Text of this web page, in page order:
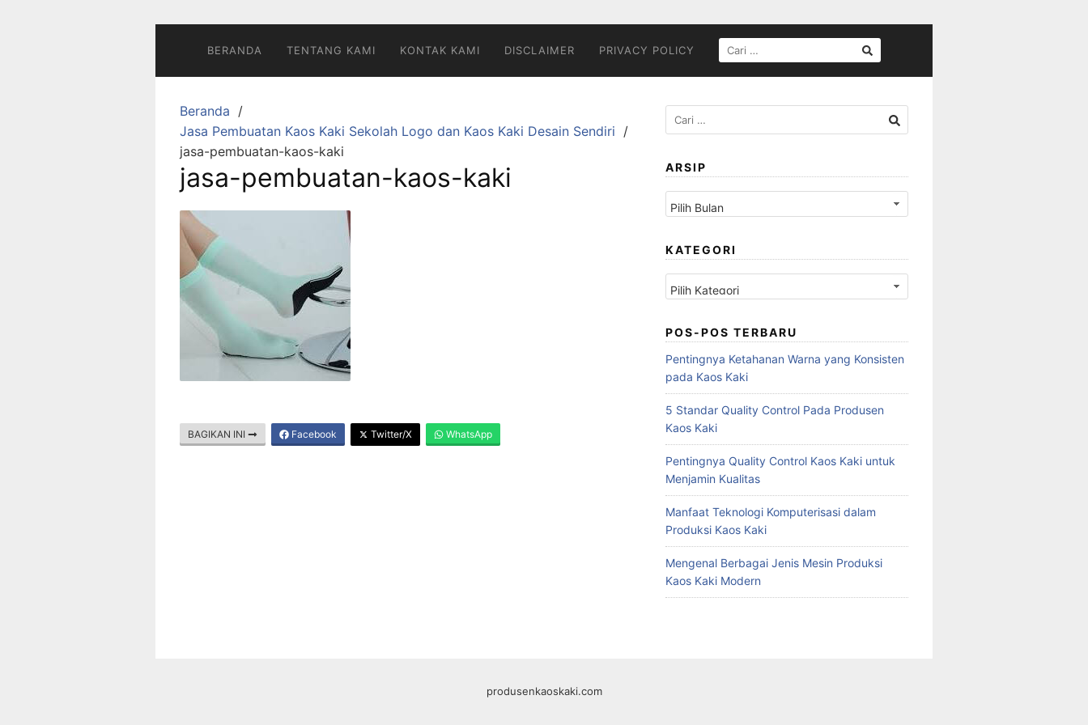
BERANDA TENTANG KAMI KONTAK KAMI DISCLAIMER PRIVACY POLICY
UNTUK:
Beranda
Jasa Pembuatan Kaos Kaki Sekolah Logo dan Kaos Kaki Desain Sendiri
jasa-pembuatan-kaos-kaki
jasa-pembuatan-kaos-kaki
BAGIKAN INI Facebook Twitter/X WhatsApp
Cari
untuk:
ARSIP
Arsip
KATEGORI
Kategori
POS-POS TERBARU
Pentingnya Ketahanan Warna yang Konsisten
pada Kaos Kaki
5 Standar Quality Control Pada Produsen
Kaos Kaki
Pentingnya Quality Control Kaos Kaki untuk
Menjamin Kualitas
Manfaat Teknologi Komputerisasi dalam
Produksi Kaos Kaki
Mengenal Berbagai Jenis Mesin Produksi
Kaos Kaki Modern
produsenkaoskaki.com